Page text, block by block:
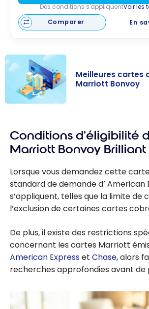
Des conditions s'appliquentVoir les
Comparer
En
crédit Marriott
Bonvoy
Meilleures cartes
Marriott Bonvoy
Conditions d’éligibilité
Marriott Bonvoy Brilliant
Lorsque vous demandez cette
standard de demande d’ American
s’appliquent, telles que la limite de
l’exclusion de certaines cartes
De plus, il existe des restrictions
concernant les cartes Marriott
American Expresset Chase, alors
recherches approfondies avant de